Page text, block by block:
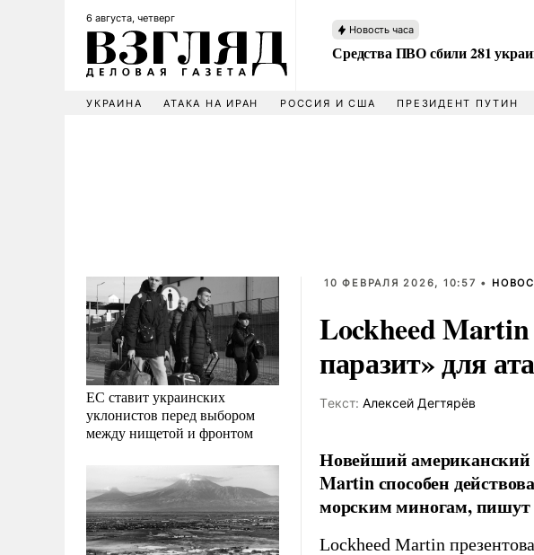
6 августа, четверг
Новость часа
Средства ПВО сбили 281
УКРАИНА АТАКА НА ИРАН РОССИЯ И США ПРЕЗИДЕНТ ПУТИН
ЕС ставит украинских
уклонистов перед выбором
между нищетой и фронтом
10 ФЕВРАЛЯ 2026, 10:57 •
Lockheed Martin
паразит» для
Tекст: Алексей Дегтярёв
Новейший американский
Martin способен
морским миногам,
Lockheed Martin